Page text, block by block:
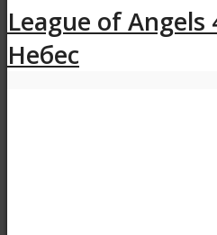
League of Angels
Небес